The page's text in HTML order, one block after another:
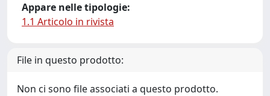
Appare nelle tipologie:
1.1 Articolo in rivista
File in questo prodotto:
Non ci sono file associati a questo prodotto.